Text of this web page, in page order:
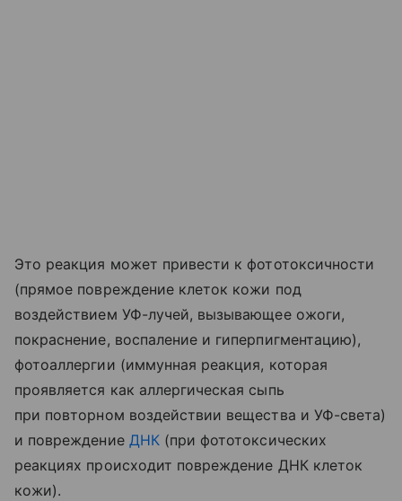
Это реакция может привести к фототоксичности
(прямое повреждение клеток кожи под
воздействием УФ-лучей, вызывающее ожоги,
покраснение, воспаление и гиперпигментацию),
фотоаллергии (иммунная реакция, которая
проявляется как аллергическая сыпь
при повторном воздействии вещества и УФ-света)
и повреждение ДНК(при фототоксических
реакциях происходит повреждение ДНК клеток
кожи).